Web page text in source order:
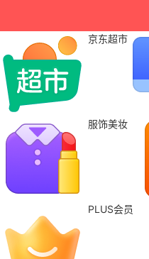
京东超市
服饰美妆
PLUS会员